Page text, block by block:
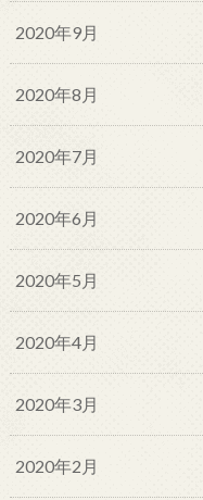
2020年9月
2020年8月
2020年7月
2020年6月
2020年5月
2020年4月
2020年3月
2020年2月